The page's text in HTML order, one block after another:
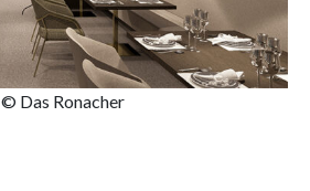
© Das Ronacher